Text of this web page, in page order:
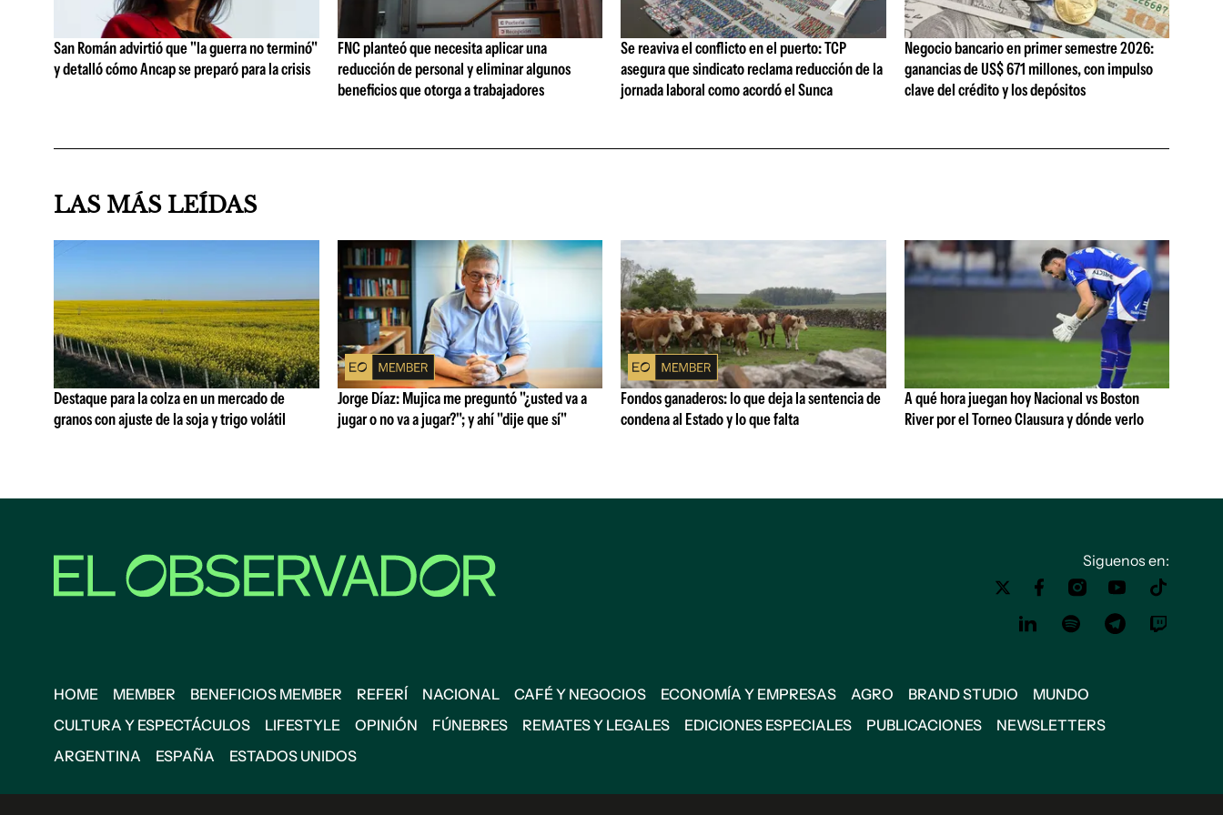
San Román advirtió que "la guerra no terminó"
y detalló cómo Ancap se preparó para la crisis
FNC planteó que necesita aplicar una
reducción de personal y eliminar algunos
beneficios que otorga a trabajadores
Se reaviva el conflicto en el puerto: TCP
asegura que sindicato reclama reducción de la
jornada laboral como acordó el Sunca
Negocio bancario en primer semestre 2026:
ganancias de US$ 671 millones, con impulso
clave del crédito y los depósitos
LAS MÁS LEÍDAS
Destaque para la colza en un mercado de
granos con ajuste de la soja y trigo volátil
Jorge Díaz: Mujica me preguntó "¿usted va a
jugar o no va a jugar?"; y ahí "dije que sí"
Fondos ganaderos: lo que deja la sentencia de
condena al Estado y lo que falta
A qué hora juegan hoy Nacional vs Boston
River por el Torneo Clausura y dónde verlo
Siguenos en:
HOME MEMBER BENEFICIOS MEMBER REFERÍ NACIONAL CAFÉ Y NEGOCIOS ECONOMÍA Y EMPRESAS AGRO BRAND STUDIO
MUNDO
CULTURA Y ESPECTÁCULOS
LIFESTYLE OPINIÓN FÚNEBRES REMATES Y LEGALES EDICIONES ESPECIALES PUBLICACIONES
NEWSLETTERS
ARGENTINA
ESPAÑA ESTADOS UNIDOS